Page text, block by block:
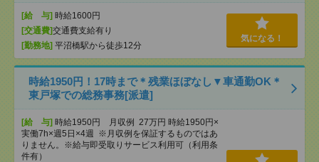
[給 与] 時給1600円
[交通費]交通費支給有り
[勤務地] 平沼橋駅から徒歩12分
気になる！
時給1950円！17時まで＊残業ほぼなし▼車通勤OK＊
東戸塚での総務事務[派遣]
[給 与] 時給1950円 月収例 27万円 時給1950円×
実働7h×週5日×4週 ※月収例を保証するものではあ
りません。※給与即受取りサービス利用可（利用条
件有）